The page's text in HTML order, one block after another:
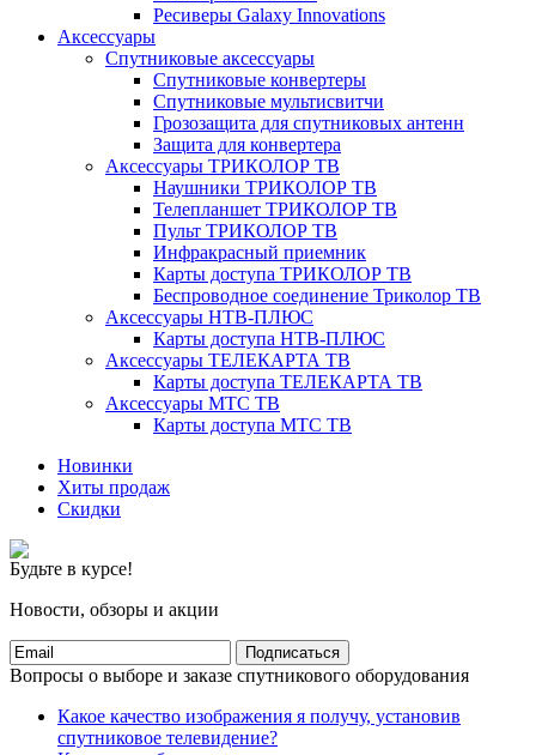
Ресиверы Galaxy Innovations
Аксессуары
Спутниковые аксессуары
Спутниковые конвертеры
Спутниковые мультисвитчи
Грозозащита для спутниковых антенн
Защита для конвертера
Аксессуары ТРИКОЛОР ТВ
Наушники ТРИКОЛОР ТВ
Телепланшет ТРИКОЛОР ТВ
Пульт ТРИКОЛОР ТВ
Инфракрасный приемник
Карты доступа ТРИКОЛОР ТВ
Беспроводное соединение Триколор ТВ
Аксессуары НТВ-ПЛЮС
Карты доступа НТВ-ПЛЮС
Аксессуары ТЕЛЕКАРТА ТВ
Карты доступа ТЕЛЕКАРТА ТВ
Аксессуары МТС ТВ
Карты доступа МТС ТВ
Новинки
Хиты продаж
Скидки
Будьте в курсе!
Новости, обзоры и акции
Подписаться
Вопросы о выборе и заказе спутникового оборудования
Какое качество изображения я получу, установив
спутниковое телевидение?